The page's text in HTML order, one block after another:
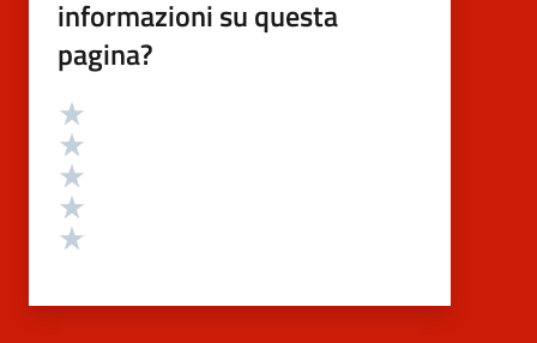
informazioni su questa
pagina?
Valutazione